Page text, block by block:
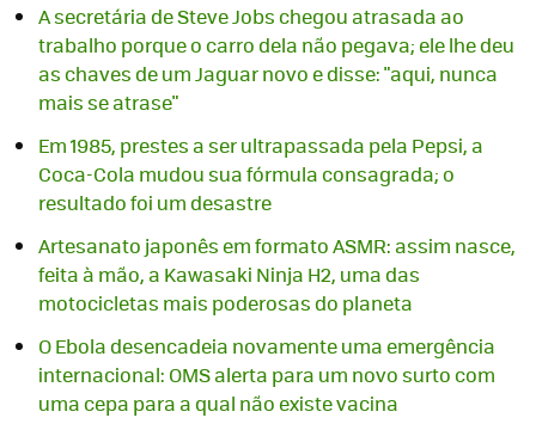
A secretária de Steve Jobs chegou atrasada ao
trabalho porque o carro dela não pegava; ele lhe deu
as chaves de um Jaguar novo e disse: "aqui, nunca
mais se atrase"
Em 1985, prestes a ser ultrapassada pela Pepsi, a
Coca-Cola mudou sua fórmula consagrada; o
resultado foi um desastre
Artesanato japonês em formato ASMR: assim nasce,
feita à mão, a Kawasaki Ninja H2, uma das
motocicletas mais poderosas do planeta
O Ebola desencadeia novamente uma emergência
internacional: OMS alerta para um novo surto com
uma cepa para a qual não existe vacina